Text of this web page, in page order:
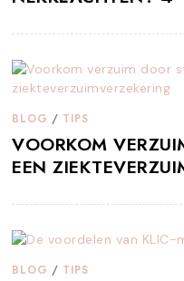
BLOG / TIPS
VOORKOM
EEN
BLOG / TIPS